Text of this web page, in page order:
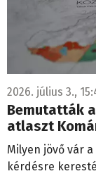
2026. július 3.,
Bemutatták
atlaszt
Milyen jövő vár
kérdésre